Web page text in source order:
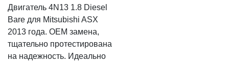
Двигатель 4N13 1.8 Diesel
Bare для Mitsubishi ASX
2013 года. OEM замена,
тщательно протестирована
на надежность. Идеально